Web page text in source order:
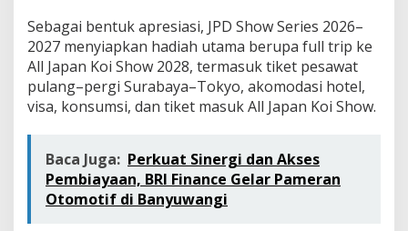
Sebagai bentuk apresiasi, JPD Show Series 2026–
2027 menyiapkan hadiah utama berupa full trip ke
All Japan Koi Show 2028, termasuk tiket pesawat
pulang–pergi Surabaya–Tokyo, akomodasi hotel,
visa, konsumsi, dan tiket masuk All Japan Koi Show.
Baca Juga: Perkuat Sinergi dan Akses
Pembiayaan, BRI Finance Gelar Pameran
Otomotif di Banyuwangi